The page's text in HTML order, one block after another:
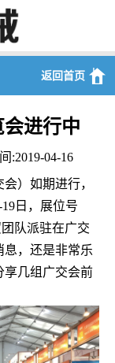
返回首页
会进行中
04-16
）如期进行，
日，展位号
队派驻在广交
息，还是非常乐
享几组广交会前